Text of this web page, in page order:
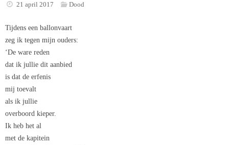
21 april 2017 Dood
Tijdens een ballonvaart
zeg ik tegen mijn ouders:
‘De ware reden
dat ik jullie dit aanbied
is dat de erfenis
mij toevalt
als ik jullie
overboord kieper.
Ik heb het al
met de kapitein